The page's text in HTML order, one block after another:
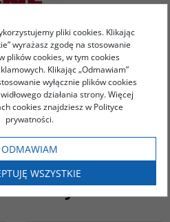
tematyka
pliki cookies. Klikając
wyrażasz zgodę na stosowanie
plików cookies, w tym cookies
Klikając „Odmawiam”
wyłącznie plików cookies
działania strony. Więcej
cookies znajdziesz w Polityce
prywatności.
ODMAWIAM
WSZYSTKIE